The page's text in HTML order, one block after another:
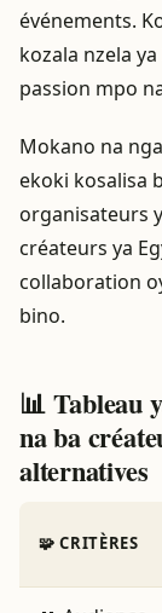
événements.
kozala nzela
passion mpo
Mokano na
ekoki kosalisa
organisateurs
créateurs ya
collaboration
bino.
📊 Tableau
na ba
alternatives
🧩 CRITÈRES